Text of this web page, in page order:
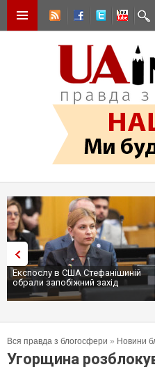
Експослу в США Стефанішиній
обрали запобіжний захід
Вся правда з блогосфери » Новини
Угорщина